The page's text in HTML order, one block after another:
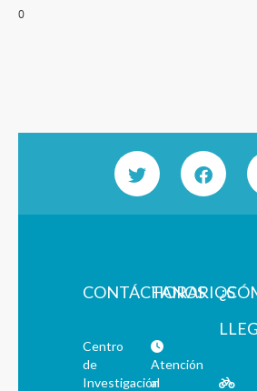
0
CONTÁCTANOS
Centro
de
Investigación
HORARIOS
Atención
al